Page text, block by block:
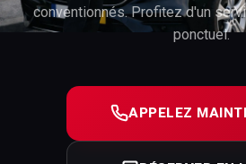
conventionnés. Profitez d'un
ponctuel.
APPELEZ